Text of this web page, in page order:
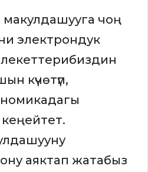
макулдашууга чоң
электрондук
күчөтүп,
аяктап жатабыз